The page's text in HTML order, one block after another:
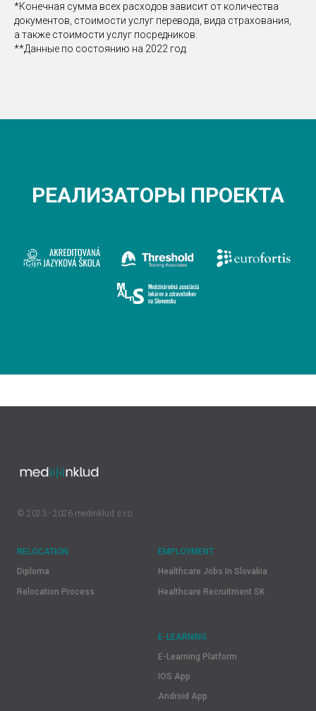
*Конечная сумма всех расходов зависит от количества
документов, стоимости услуг перевода, вида страхования,
а также стоимости услуг посредников.
**Данные по состоянию на 2022 год.
РЕАЛИЗАТОРЫ ПРОЕКТА
© 2023 - 2026 medinklud s.r.o.
RELOCATION
Diploma
Relocation Process
EMPLOYMENT
Healthcare Jobs In Slovakia
Healthcare Recruitment SK
E-LEARNING
E-Learning Platform
IOS App
Android App